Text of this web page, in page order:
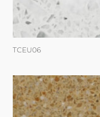
TCEU06